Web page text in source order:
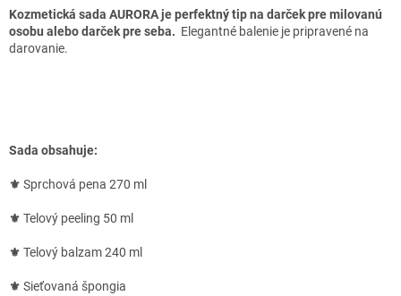
Kozmetická sada AURORA je perfektný tip na darček pre milovanú
osobu alebo darček pre seba. Elegantné balenie je pripravené na
darovanie.
Sada obsahuje:
⚜ Sprchová pena 270 ml
⚜ Telový peeling 50 ml
⚜ Telový balzam 240 ml
⚜ Sieťovaná špongia